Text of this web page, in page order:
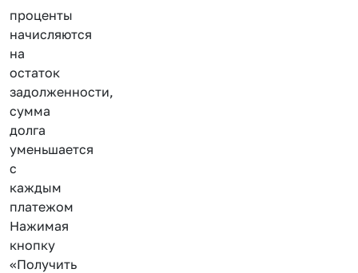
проценты
начисляются
на
остаток
задолженности,
сумма
долга
уменьшается
с
каждым
платежом
Нажимая
кнопку
«Получить